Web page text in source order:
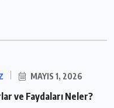
MAYIS 1, 2026
ve Faydaları Neler?